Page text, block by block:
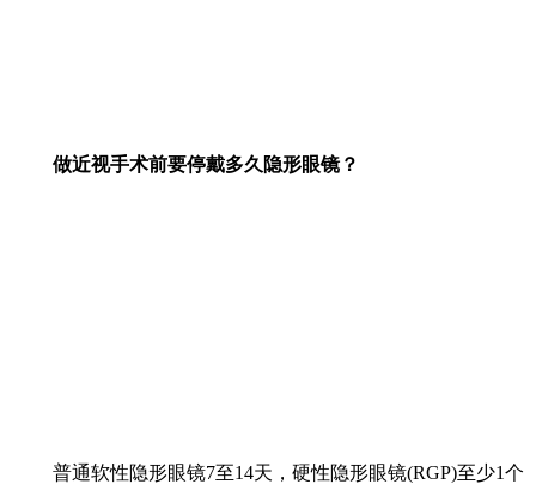
做近视手术前要停戴多久隐形眼镜？
普通软性隐形眼镜7至14天，硬性隐形眼镜(RGP)至少1个